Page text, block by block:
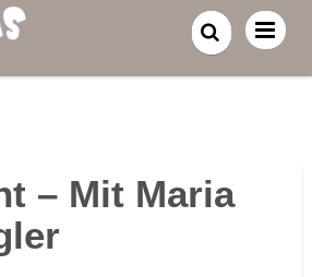
– Mit Maria